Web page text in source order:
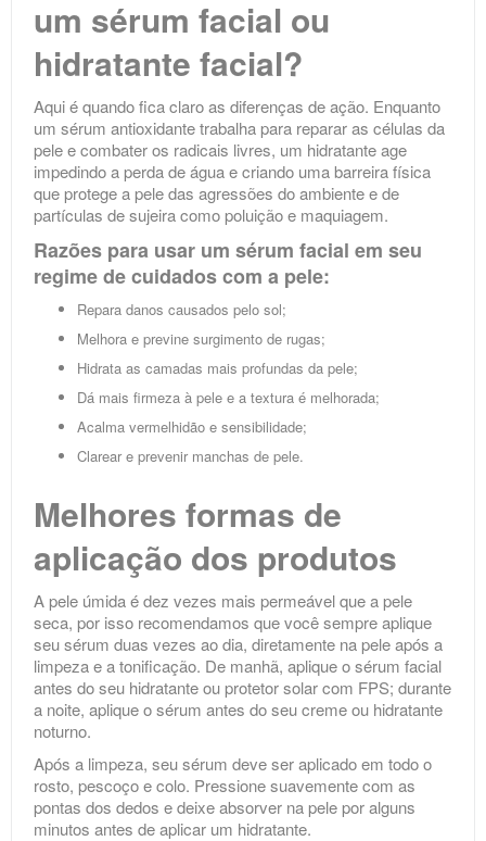
um sérum facial ou
hidratante facial?
Aqui é quando fica claro as diferenças de ação. Enquanto
um sérum antioxidante trabalha para reparar as células da
pele e combater os radicais livres, um hidratante age
impedindo a perda de água e criando uma barreira física
que protege a pele das agressões do ambiente e de
partículas de sujeira como poluição e maquiagem.
Razões para usar um sérum facial em seu
regime de cuidados com a pele:
Repara danos causados ​​pelo sol;
Melhora e previne surgimento de rugas;
Hidrata as camadas mais profundas da pele;
Dá mais firmeza à pele e a textura é melhorada;
Acalma vermelhidão e sensibilidade;
Clarear e prevenir manchas de pele.
Melhores formas de
aplicação dos produtos
A pele úmida é dez vezes mais permeável que a pele
seca, por isso recomendamos que você sempre aplique
seu sérum duas vezes ao dia, diretamente na pele após a
limpeza e a tonificação. De manhã, aplique o sérum facial
antes do seu hidratante ou protetor solar com FPS; durante
a noite, aplique o sérum antes do seu creme ou hidratante
noturno.
Após a limpeza, seu sérum deve ser aplicado em todo o
rosto, pescoço e colo. Pressione suavemente com as
pontas dos dedos e deixe absorver na pele por alguns
minutos antes de aplicar um hidratante.